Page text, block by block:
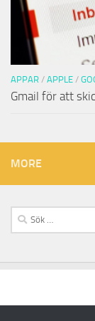
APPAR / APPLE /
Gmail för att
MORE
Sök
efter: